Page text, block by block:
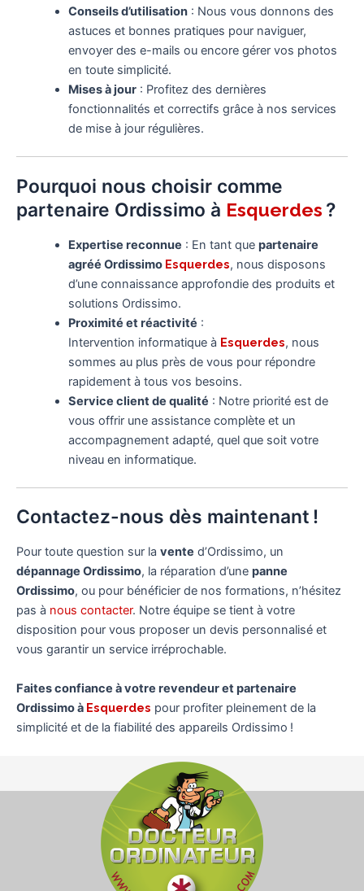
Conseils d’utilisation: Nous vous donnons des
astuces et bonnes pratiques pour naviguer,
envoyer des e-mails ou encore gérer vos photos
en toute simplicité.
Mises à jour: Profitez des dernières
fonctionnalités et correctifs grâce à nos services
de mise à jour régulières.
Pourquoi nous choisir comme
partenaire Ordissimo à Esquerdes ?
Expertise reconnue : En tant que partenaire
agréé Ordissimo Esquerdes, nous disposons
d’une connaissance approfondie des produits et
solutions Ordissimo.
Proximité et réactivité :
Intervention informatique à Esquerdes, nous
sommes au plus près de vous pour répondre
rapidement à tous vos besoins.
Service client de qualité : Notre priorité est de
vous offrir une assistance complète et un
accompagnement adapté, quel que soit votre
niveau en informatique.
Contactez-nous dès maintenant !
Pour toute question sur la vente d’Ordissimo, un
dépannage Ordissimo, la réparation d’une panne
Ordissimo, ou pour bénéficier de nos formations, n’hésitez
pas à nous contacter. Notre équipe se tient à votre
disposition pour vous proposer un devis personnalisé et
vous garantir un service irréprochable.
Faites confiance à votre revendeur et partenaire
Ordissimo à Esquerdes pour profiter pleinement de la
simplicité et de la fiabilité des appareils Ordissimo !